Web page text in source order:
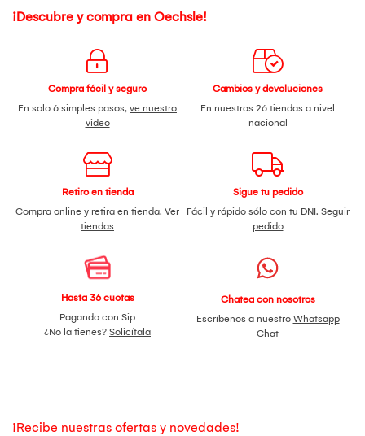
¡Descubre y compra en Oechsle!
Compra fácil y seguro
En solo 6 simples pasos, ve nuestro
video
Cambios y devoluciones
En nuestras 26 tiendas a nivel
nacional
Retiro en tienda
Compra online y retira en tienda. Ver
tiendas
Sigue tu pedido
Fácil y rápido sólo con tu DNI. Seguir
pedido
Hasta 36 cuotas
Pagando con Sip
¿No la tienes? Solicítala
Chatea con nosotros
Escríbenos a nuestro Whatsapp
Chat
¡Recibe nuestras ofertas y novedades!